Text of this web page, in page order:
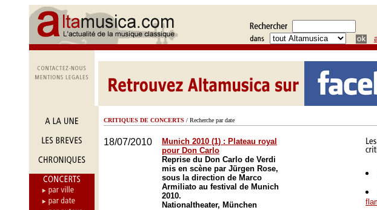
CRITIQUES DE CONCERTS / Recherche par date
18/07/2010
Munich 2010 (1) : Plateau royal
pour Don Carlo
Reprise du Don Carlo de Verdi
mis en scène par Jürgen Rose,
sous la direction de Marco
Armiliato au festival de Munich
2010.
Nationaltheater, München